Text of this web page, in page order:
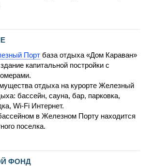
Порт база отдыха «Дом Караван»
капитальной постройки с
отдыха на курорте Железный
бассейн, сауна, бар, парковка,
Wi-Fi Интернет.
в Железном Порту находится
поселка.
ФОНД